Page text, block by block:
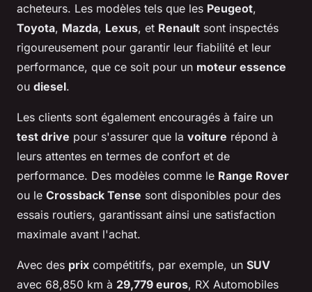
acheteurs. Les modèles tels que les Peugeot,
Toyota, Mazda, Lexus, et Renault sont inspectés
rigoureusement pour garantir leur fiabilité et leur
performance, que ce soit pour un moteur essence
ou diesel.
Les clients sont également encouragés à faire un
test drive pour s'assurer que la voiture répond à
leurs attentes en termes de confort et de
performance. Des modèles comme le Range Rover
ou le Crossback Tense sont disponibles pour des
essais routiers, garantissant ainsi une satisfaction
maximale avant l'achat.
Avec des prix compétitifs, par exemple, un SUV
avec 68,850 km à 29,779 euros, RX Automobiles